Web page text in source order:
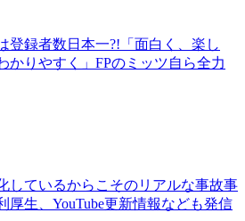
登録者数日本一?!「面白く、楽し
かりやすく」FPのミッツ自ら全力
しているからこそのリアルな事故事
厚生、YouTube更新情報なども発信